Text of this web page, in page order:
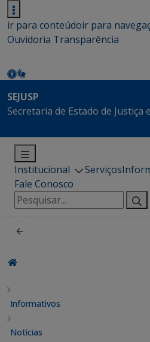
ir para conteúdoir para
Ouvidoria Transparência
SEJUSP
Secretaria de Estado de Justiça
Institucional Serviços
Fale Conosco
Pesquisar
por:
Informativos
Notícias